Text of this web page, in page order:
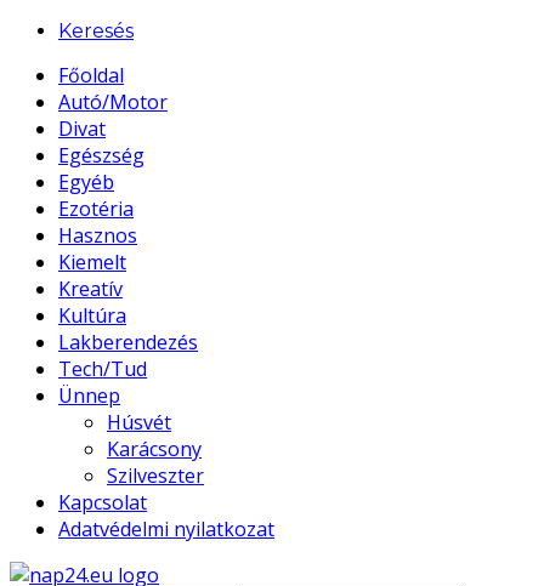
Keresés
Főoldal
Autó/Motor
Divat
Egészség
Egyéb
Ezotéria
Hasznos
Kiemelt
Kreatív
Kultúra
Lakberendezés
Tech/Tud
Ünnep
Húsvét
Karácsony
Szilveszter
Kapcsolat
Adatvédelmi nyilatkozat